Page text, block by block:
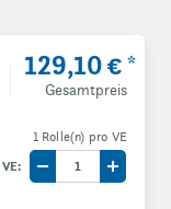
129,10 € *
Gesamtpreis
1 Rolle(n) pro VE
VE:
Menge um eine
Menge